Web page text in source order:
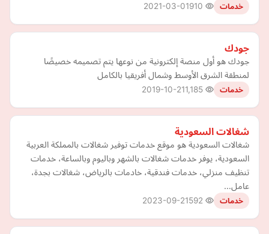
خدمات 2021-03-01
جودك
جودك هو أول منصة إلكترونية من نوعها يتم تصميمه خصيصًا
لمنطقة الشرق الأوسط وشمال أفريقيا بالكامل
خدمات 2019-10-21
شغالات السعودية
شغالات السعودية هو موقع خدمات توفير شغالات بالمملكة العربية
السعودية، يوفر خدمات شغالات بالشهر وباليوم وبالساعة، خدمات
تنظيف منزلي، خدمات فندقية، خادمات بالرياض، شغالات بجدة،
عامل…
خدمات 2023-09-21